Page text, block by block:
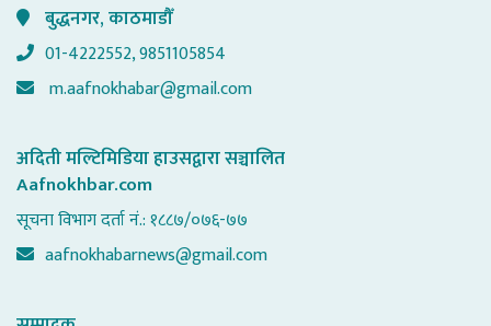
बुद्धनगर, काठमाडौँ
01-4222552, 9851105854
m.aafnokhabar@gmail.com
अदिती मल्टिमिडिया हाउसद्वारा सञ्चालित
Aafnokhbar.com
सूचना विभाग दर्ता नं.: १८८७/०७६-७७
aafnokhabarnews@gmail.com